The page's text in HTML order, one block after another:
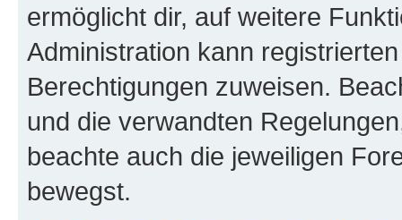
ermöglicht dir, auf weitere
Administration kann
Berechtigungen zuweisen.
und die verwandten
beachte auch die jeweiligen
bewegst.